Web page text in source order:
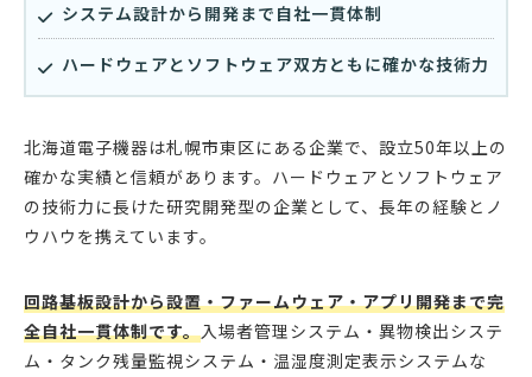
システム設計から開発まで自社一貫体制
ハードウェアとソフトウェア双方ともに確かな技術力
北海道電子機器は札幌市東区にある企業で、設立50年以上の
確かな実績と信頼があります。ハードウェアとソフトウェア
の技術力に長けた研究開発型の企業として、長年の経験とノ
ウハウを携えています。
回路基板設計から設置・ファームウェア・アプリ開発まで完
全自社一貫体制です。入場者管理システム・異物検出システ
ム・タンク残量監視システム・温湿度測定表示システムな